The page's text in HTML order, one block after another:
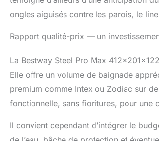
ongles aiguisés contre les parois, le
Rapport qualité-prix — un
La Bestway Steel Pro Max
Elle offre un volume de baignade
premium comme Intex ou Zodiac sur
fonctionnelle, sans fioritures, pour une
Il convient cependant d’intégrer le